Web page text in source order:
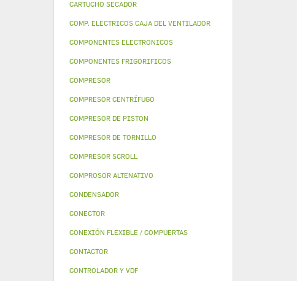
CARTUCHO SECADOR
COMP. ELECTRICOS CAJA DEL VENTILADOR
COMPONENTES ELECTRONICOS
COMPONENTES FRIGORIFICOS
COMPRESOR
COMPRESOR CENTRÍFUGO
COMPRESOR DE PISTON
COMPRESOR DE TORNILLO
COMPRESOR SCROLL
COMPROSOR ALTENATIVO
CONDENSADOR
CONECTOR
CONEXIÓN FLEXIBLE / COMPUERTAS
CONTACTOR
CONTROLADOR Y VDF